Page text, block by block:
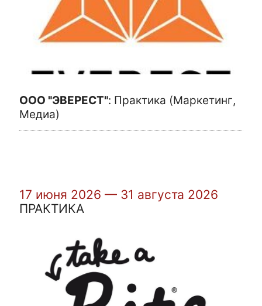
ООО "ЭВЕРЕСТ": Практика (Маркетинг,
Медиа)
17 июня 2026 — 31 августа 2026
ПРАКТИКА